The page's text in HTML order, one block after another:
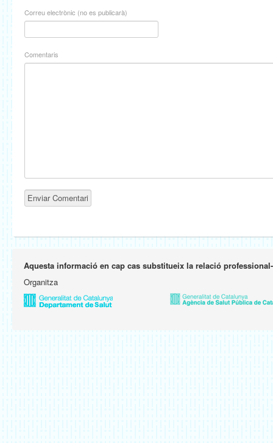
Correu electrònic (no es publicarà)
Comentaris
Aquesta informació en cap cas substitueix la relació
Organitza